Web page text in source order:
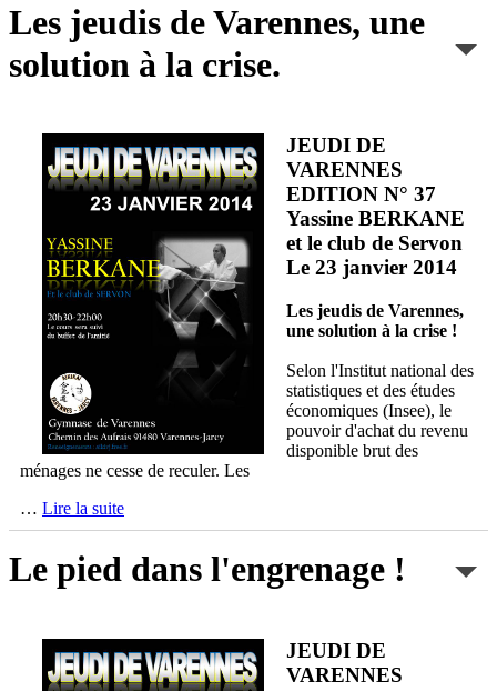
Les jeudis de Varennes, une
solution à la crise.
JEUDI DE
VARENNES
EDITION N° 37
Yassine BERKANE
et le club de Servon
Le 23 janvier 2014
Les jeudis de Varennes,
une solution à la crise !
Selon l'Institut national des
statistiques et des études
économiques (Insee), le
pouvoir d'achat du revenu
disponible brut des
ménages ne cesse de reculer. Les
… Lire la suite
Le pied dans l'engrenage !
JEUDI DE
VARENNES